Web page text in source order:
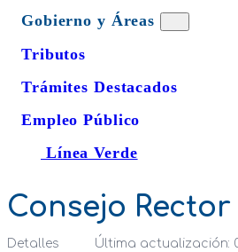
Gobierno y Áreas
Tributos
Trámites Destacados
Empleo Público
Línea Verde
Consejo Rector
Detalles Última actualización: